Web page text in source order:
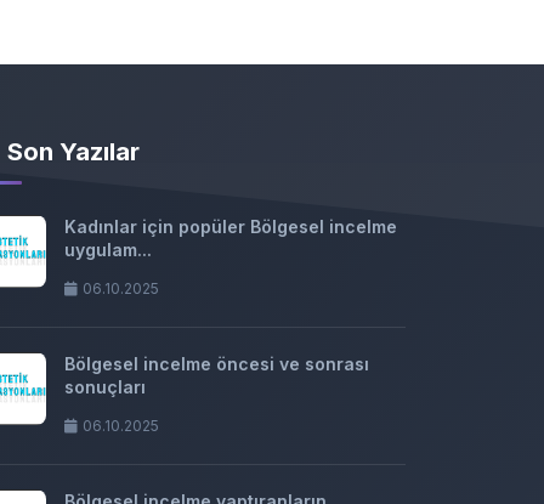
Son Yazılar
Kadınlar için popüler Bölgesel incelme
uygulam...
06.10.2025
Bölgesel incelme öncesi ve sonrası
sonuçları
06.10.2025